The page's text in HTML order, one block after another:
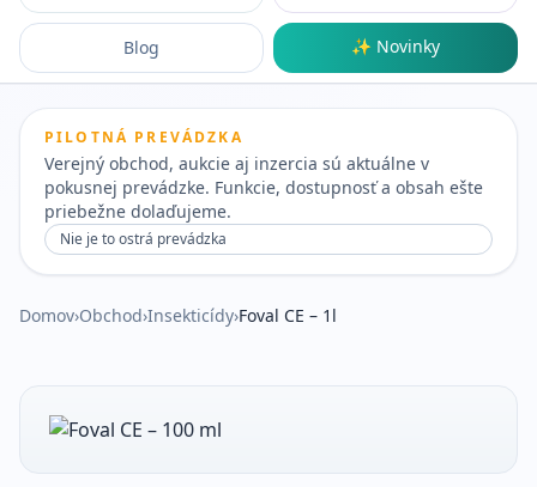
Blog ✨ Novinky
PILOTNÁ PREVÁDZKA
Verejný obchod, aukcie aj inzercia sú aktuálne v
pokusnej prevádzke. Funkcie, dostupnosť a obsah ešte
priebežne dolaďujeme.
Nie je to ostrá prevádzka
Domov›Obchod›Insekticídy›Foval CE – 1l